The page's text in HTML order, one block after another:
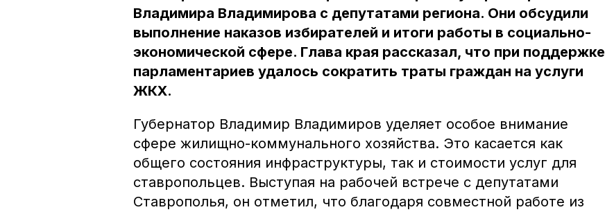
Владимира Владимирова с депутатами региона. Они обсудили
выполнение наказов избирателей и итоги работы в социально-
экономической сфере. Глава края рассказал, что при поддержке
парламентариев удалось сократить траты граждан на услуги
ЖКХ.
Губернатор Владимир Владимиров уделяет особое внимание
сфере жилищно-коммунального хозяйства. Это касается как
общего состояния инфраструктуры, так и стоимости услуг для
ставропольцев. Выступая на рабочей встрече с депутатами
Ставрополья, он отметил, что благодаря совместной работе из